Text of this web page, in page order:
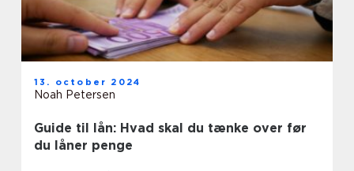
Guide til lån: Hvad skal du tænke over før
du låner penge
13. october 2024
Noah Petersen